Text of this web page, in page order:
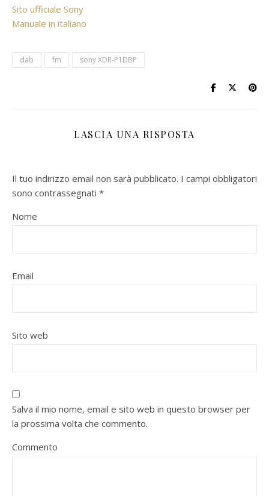
Sito ufficiale Sony
Manuale in italiano
dab fm sony XDR-P1DBP
LASCIA UNA RISPOSTA
Il tuo indirizzo email non sarà pubblicato. I campi obbligatori
sono contrassegnati *
Nome
Email
Sito web
Salva il mio nome, email e sito web in questo browser per
la prossima volta che commento.
Commento